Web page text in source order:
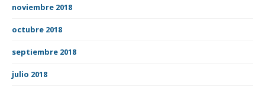
noviembre 2018
octubre 2018
septiembre 2018
julio 2018